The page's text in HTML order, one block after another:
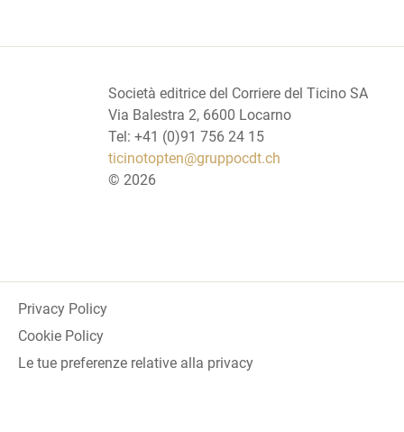
Società editrice del Corriere del Ticino SA
Via Balestra 2, 6600 Locarno
Tel: +41 (0)91 756 24 15
ticinotopten@gruppocdt.ch
© 2026
Privacy Policy
Cookie Policy
Le tue preferenze relative alla privacy